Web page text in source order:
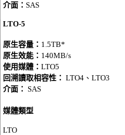
介面： SAS
LTO-5
原生容量： 1.5TB*
原生效能： 140MB/s
使用媒體： LTO5
回溯讀取相容性： LTO4、LTO3
介面： SAS
媒體類型
LTO